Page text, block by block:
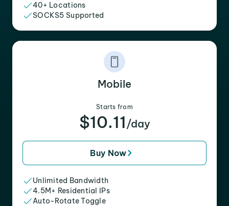
40+ Locations
SOCKS5 Supported
Mobile
Starts from
$10.11 /day
Buy Now
Unlimited Bandwidth
4.5M+ Residential IPs
Auto-Rotate Toggle